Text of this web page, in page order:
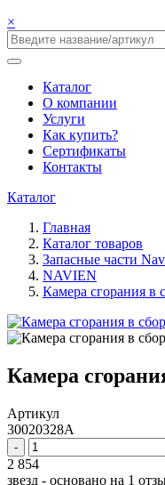
×
Каталог
О компании
Услуги
Как купить?
Сертификаты
Контакты
Каталог
Главная
Каталог товаров
Запасные части
NAVIEN
Камера сгорания в
Камера
Артикул
30020328A
-
2 854
звезд - основано на 1